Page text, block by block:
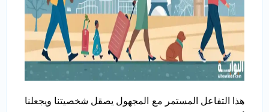
هذا التفاعل المستمر مع المجهول يصقل شخصيتنا ويجعلنا